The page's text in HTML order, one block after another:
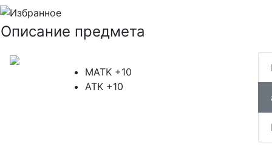
Описание предмета
MATK +10
ATK +10